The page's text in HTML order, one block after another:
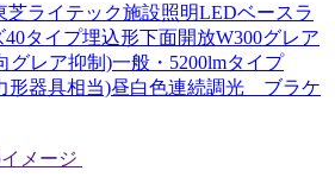
芝ライテック施設照明LEDベースラ
タイプ埋込形下面開放W300グレア
レア抑制)一般・5200lmタイプ
形器具相当)昼白色連続調光 ブラケ